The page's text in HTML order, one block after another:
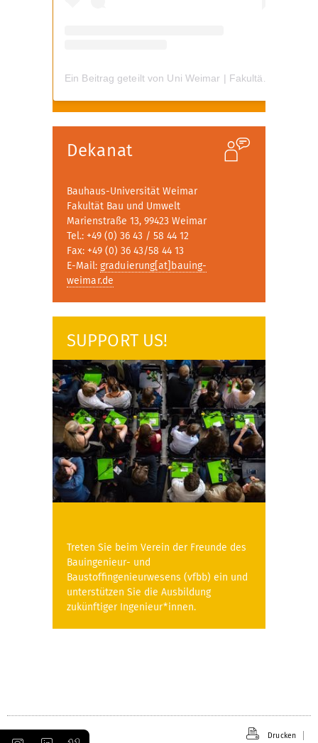
Ein Beitrag geteilt von Uni Weimar | Fakultät Bau und Umwelt (@think.ing.bauhaus)
Dekanat
Bauhaus-Universität Weimar
Fakultät Bau und Umwelt
Marienstraße 13, 99423 Weimar
Tel.: +49 (0) 36 43 / 58 44 12
Fax: +49 (0) 36 43/58 44 13
E-Mail: graduierung[at]bauing-
weimar.de
SUPPORT US!
Treten Sie beim Verein der Freunde des
Bauingenieur- und
Baustoffingenieurwesens (vfbb) ein und
unterstützen Sie die Ausbildung
zukünftiger Ingenieur*innen.
Drucken